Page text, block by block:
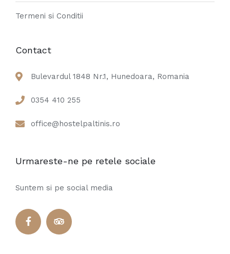
Termeni si Conditii
Contact
Bulevardul 1848 Nr.1, Hunedoara, Romania
0354 410 255
office@hostelpaltinis.ro
Urmareste-ne pe retele sociale
Suntem si pe social media